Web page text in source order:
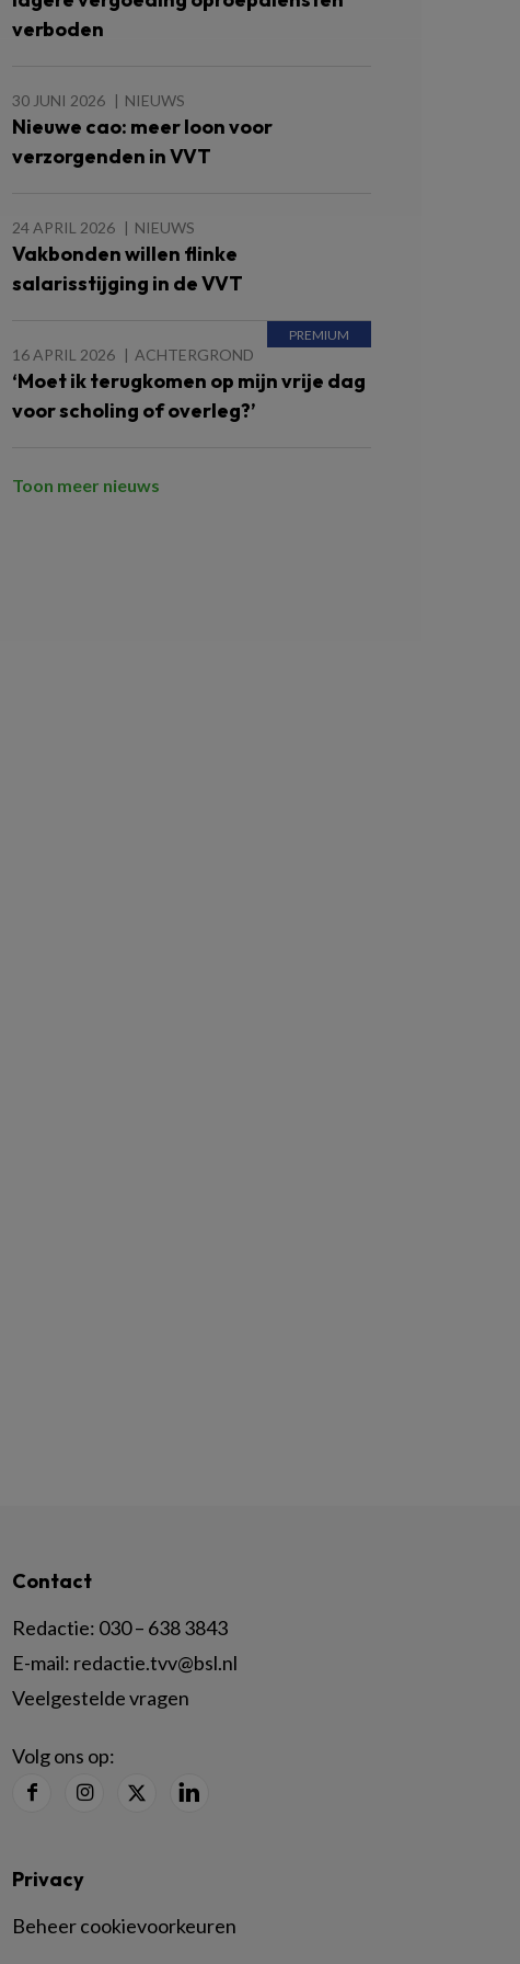
verboden
30 JUNI 2026 NIEUWS
Nieuwe cao: meer loon voor
verzorgenden in VVT
24 APRIL 2026 NIEUWS
Vakbonden willen flinke
salarisstijging in de VVT
16 APRIL 2026 ACHTERGROND
‘Moet ik terugkomen op mijn vrije dag
voor scholing of overleg?’
Toon meer nieuws
Contact
Redactie: 030 – 638 3843
E-mail: redactie.tvv@bsl.nl
Veelgestelde vragen
Volg ons op:
Privacy
Beheer cookievoorkeuren